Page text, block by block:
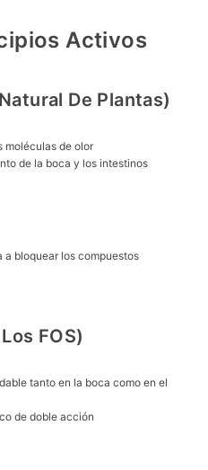
Activos
De Plantas)
moléculas de olor
de la boca y los intestinos
bloquear los compuestos
FOS)
tanto en la boca como en el
de doble acción